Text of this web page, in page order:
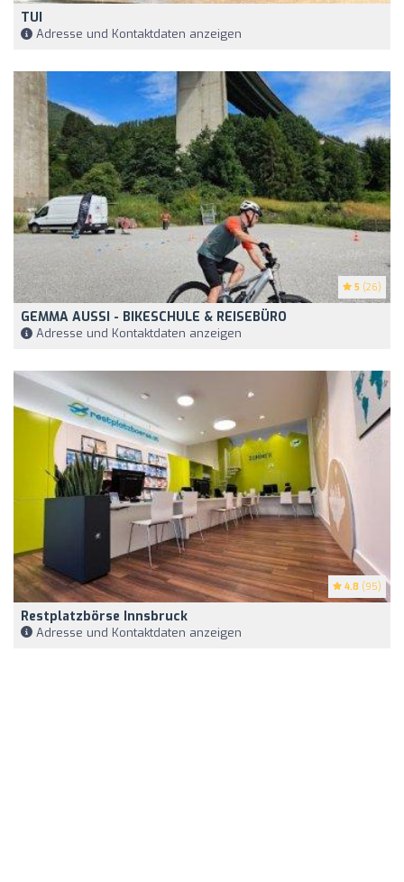
TUI
Adresse und Kontaktdaten anzeigen
5 (26)
GEMMA AUSSI - BIKESCHULE & REISEBÜRO
Adresse und Kontaktdaten anzeigen
4.8 (95)
Restplatzbörse Innsbruck
Adresse und Kontaktdaten anzeigen